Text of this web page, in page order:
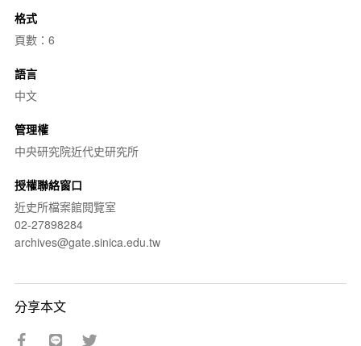
格式
頁數：6
語言
中文
管理權
中央研究院近代史研究所
授權聯絡窗口
近史所檔案館閱覽室
02-27898284
archives@gate.sinica.edu.tw
分享本文